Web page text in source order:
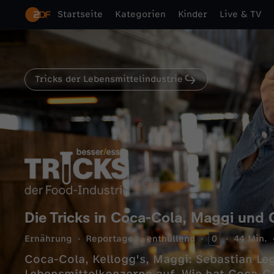
Startseite Kategorien Kinder Live & TV
Tricks der Lebensmittelindustrie
Die Tricks in Coca-Cola, Maggi und
Ernährung Reportage enthüllend 0 44 Min.
Coca-Cola, Kellogg's, Maggi: Sebastian